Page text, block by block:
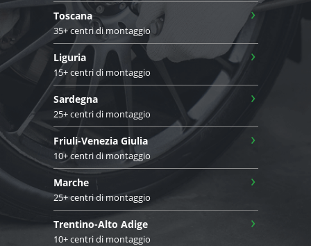
Toscana
35+ centri di montaggio
›
Liguria
15+ centri di montaggio
›
Sardegna
25+ centri di montaggio
›
Friuli-Venezia Giulia
10+ centri di montaggio
›
Marche
25+ centri di montaggio
›
Trentino-Alto Adige
10+ centri di montaggio
›